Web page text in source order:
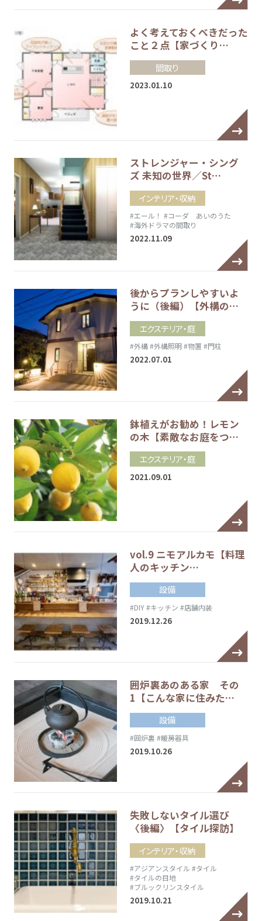
よく考えておくべきだった
こと２点【家づくり…
間取り
2023.01.10
ストレンジャー・シング
ズ 未知の世界／St…
インテリア・収納
#エール！ #コーダ あいのうた
#海外ドラマの間取り
2022.11.09
後からプランしやすいよ
うに（後編）【外構の…
エクステリア・庭
#外構#外構照明 #物置 #門柱
2022.07.01
鉢植えがお勧め！レモン
の木【素敵なお庭をつ…
エクステリア・庭
2021.09.01
vol.9 ニモアルカモ【料理
人のキッチン…
設備
#DIY#キッチン #店舗内装
2019.12.26
囲炉裏あのある家 その
1【こんな家に住みた…
設備
#囲炉裏 #暖房器具
2019.10.26
失敗しないタイル選び
〈後編〉【タイル探訪】
インテリア・収納
#アジアンスタイル #タイル
#タイルの目地
#ブルックリンスタイル
2019.10.21